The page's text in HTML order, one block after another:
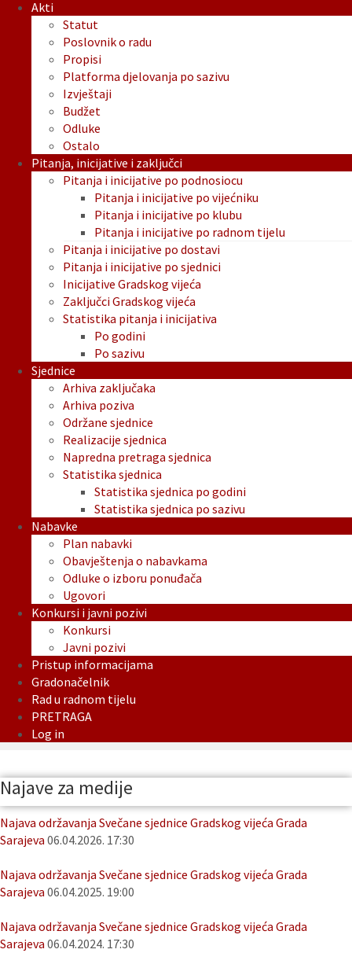
Akti
Statut
Poslovnik o radu
Propisi
Platforma djelovanja po sazivu
Izvještaji
Budžet
Odluke
Ostalo
Pitanja, inicijative i zaključci
Pitanja i inicijative po podnosiocu
Pitanja i inicijative po vijećniku
Pitanja i inicijative po klubu
Pitanja i inicijative po radnom tijelu
Pitanja i inicijative po dostavi
Pitanja i inicijative po sjednici
Inicijative Gradskog vijeća
Zaključci Gradskog vijeća
Statistika pitanja i inicijativa
Po godini
Po sazivu
Sjednice
Arhiva zaključaka
Arhiva poziva
Održane sjednice
Realizacije sjednica
Napredna pretraga sjednica
Statistika sjednica
Statistika sjednica po godini
Statistika sjednica po sazivu
Nabavke
Plan nabavki
Obavještenja o nabavkama
Odluke o izboru ponuđača
Ugovori
Konkursi i javni pozivi
Konkursi
Javni pozivi
Pristup informacijama
Gradonačelnik
Rad u radnom tijelu
PRETRAGA
Log in
Najave za medije
Najava održavanja Svečane sjednice Gradskog vijeća Grada
Sarajeva 06.04.2026. 17:30
Najava održavanja Svečane sjednice Gradskog vijeća Grada
Sarajeva 06.04.2025. 19:00
Najava održavanja Svečane sjednice Gradskog vijeća Grada
Sarajeva 06.04.2024. 17:30